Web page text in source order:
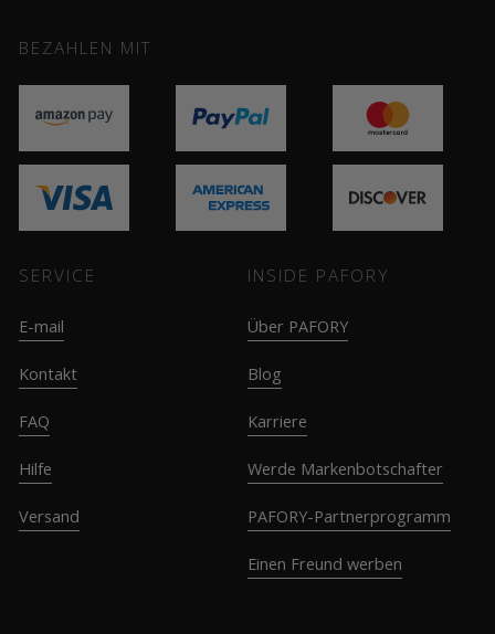
BEZAHLEN MIT
SERVICE
E-mail
Kontakt
FAQ
Hilfe
Versand
INSIDE PAFORY
Über PAFORY
Blog
Karriere
Werde Markenbotschafter
PAFORY-Partnerprogramm
Einen Freund werben